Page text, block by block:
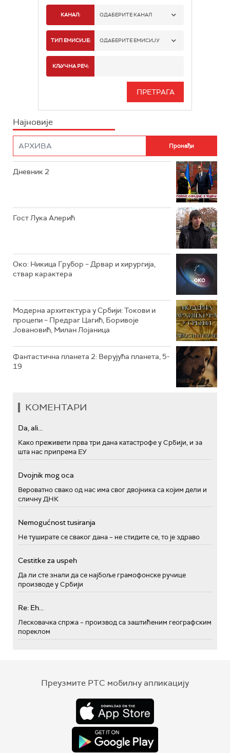
КАНАЛ: ОДАБЕРИТЕ КАНАЛ
РТС 1
РТС 3
ТИП ЕМИСИЈЕ: ОДАБЕРИТЕ ЕМИСИЈУ
ИНФО
КЉУЧНА РЕЧ:
Најновије
Дневник 2
Гост Лука Алерић
Око: Никица Грубор – Дрвар и хирургија,
ствар карактера
Модерна архитектура у Србији: Токови и
процепи – Предраг Цагић, Боривоје
Јовановић, Милан Лојаница
Фантастична планета 2: Верујућа планета, 5-
19
КОМЕНТАРИ
Da, ali...
Како преживети прва три дана катастрофе у Србији, и за
шта нас припрема ЕУ
Dvojnik mog oca
Вероватно свако од нас има свог двојника са којим дели и
сличну ДНК
Nemogućnost tusiranja
Не туширате се сваког дана – не стидите се, то је здраво
Cestitke za uspeh
Да ли сте знали да се најбоље грамофонске ручице
производе у Србији
Re: Eh...
Лесковачка спржа – производ са заштићеним географским
пореклом
Преузмите РТС мобилну апликацију